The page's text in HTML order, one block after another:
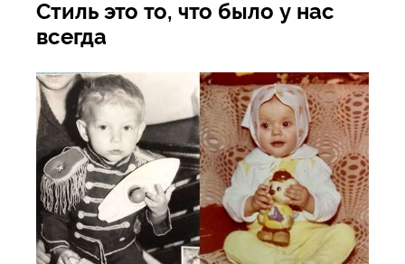
Стиль это то, что было у нас
всегда